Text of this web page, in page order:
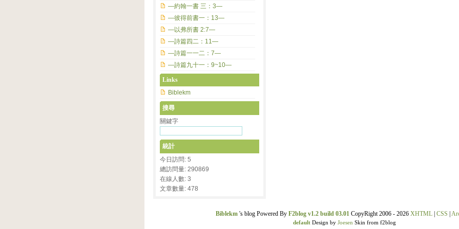
—約翰一書 三：3—
—彼得前書一：13—
—以弗所書 2:7—
—詩篇四二：11—
—詩篇一一二：7—
—詩篇九十一：9~10—
Links
Biblekm
搜尋
關鍵字
統計
今日訪問: 5
總訪問量: 290869
在線人數: 3
文章數量: 478
Biblekm 's blog Powered By F2blog v1.2 build 03.01 CopyRight 2006 - 2026 XHTML CSS
defaultDesign by Joesen Skin from f2blog